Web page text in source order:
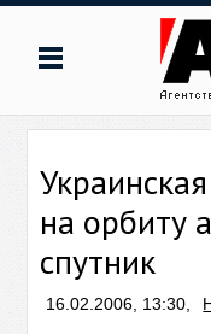
на орбиту
спутник
16.02.2006, 13:30,